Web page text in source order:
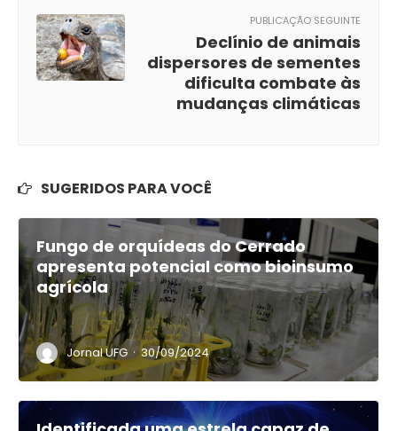
PUBLICAÇÃO SEGUINTE
Declínio de animais
dispersores de sementes
dificulta combate às
mudanças climáticas
SUGERIDOS PARA VOCÊ
Fungo de orquídeas do Cerrado
apresenta potencial como bioinsumo
agrícola
Jornal UFG · 30/09/2024